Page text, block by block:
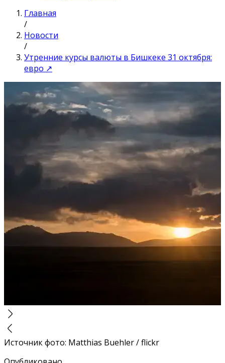
Главная
/
Новости
/
Утренние курсы валюты в Бишкеке 31 октября:
евро ↗
Источник фото: Matthias Buehler / flickr